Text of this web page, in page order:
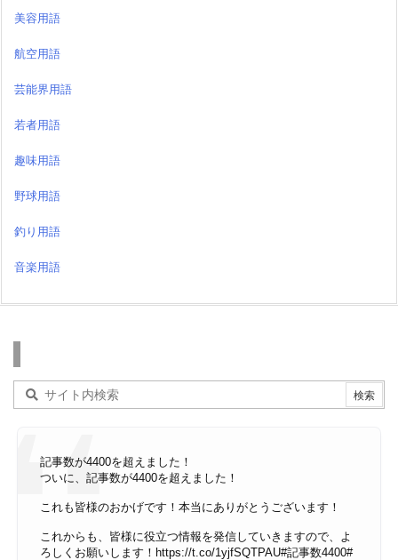
美容用語
航空用語
芸能界用語
若者用語
趣味用語
野球用語
釣り用語
音楽用語
記事数が4400を超えました！
ついに、記事数が4400を超えました！
これも皆様のおかげです！本当にありがとうございます！
これからも、皆様に役立つ情報を発信していきますので、よ
ろしくお願いします！ https://t.co/1yjfSQTPAU#記事数4400#